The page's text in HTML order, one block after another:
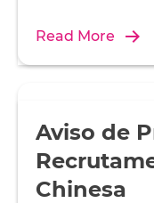
Read More
Aviso de
Chinesa